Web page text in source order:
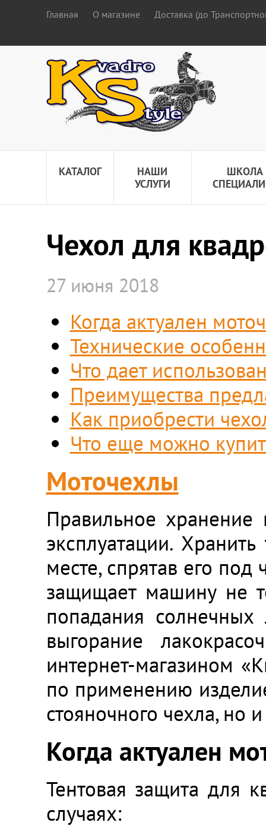
Главная О магазине Доставка (до
КАТАЛОГ
НАШИ
УСЛУГИ
ШКОЛА
Чехол для
27 июня 2018
Когда актуален
Технические
Что дает
Преимущества
Как приобрести
Что еще можно
Моточехлы
Правильное
эксплуатации.
месте, спрятав его
защищает машину не
попадания
выгорание
интернет-магазином
по применению
стояночного чехла, но
Когда актуален
Тентовая защита для
случаях: